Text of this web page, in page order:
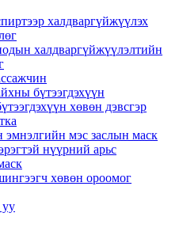
халдваргүйжүүлэх
халдваргүйжүүлэлтийн
бүтээгдэхүүн
хөвөн дэвсгэр
эмнэлгийн мэс заслын маск
нүүрний арьс
хөвөн ороомог
уу